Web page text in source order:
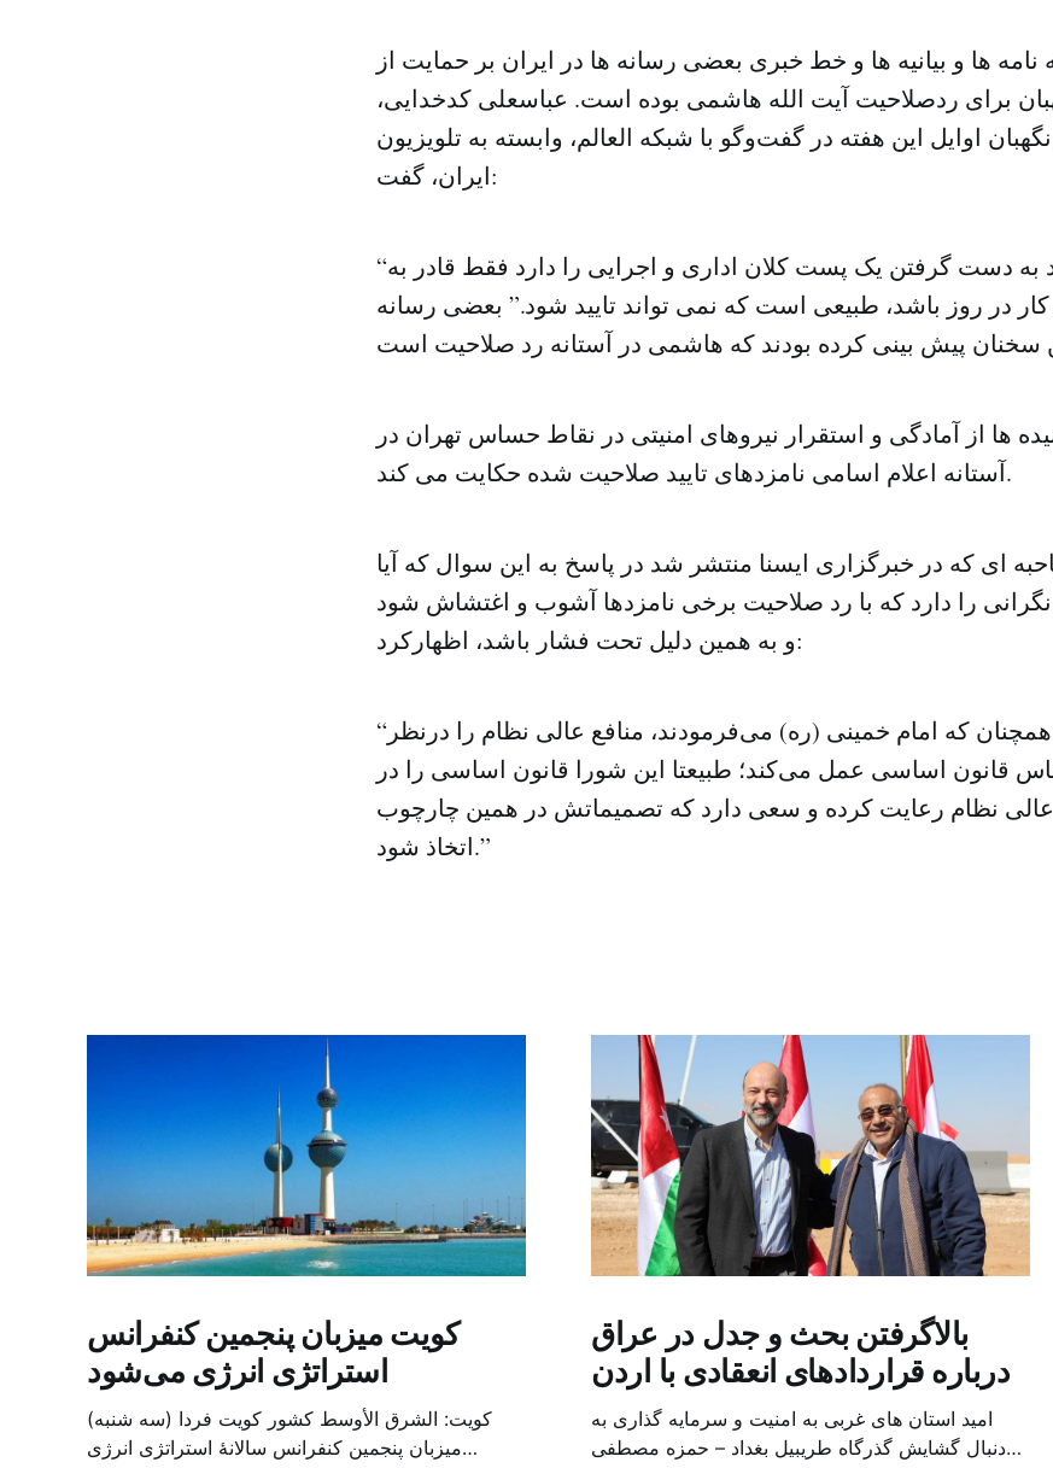
ها و بیانیه ها و خط خبری بعضی رسانه ها در ایران بر حمایت از
برای ردصلاحیت آیت الله هاشمی بوده است. عباسعلی کدخدایی،
اوایل این هفته در گفت‌و‌گو با شبکه العالم، وابسته به تلویزیون
ایران، گفت:
“اگر فردی که قصد به دست گرفتن یک پست کلان اداری و اجرایی را دارد فقط قادر به
در روز باشد، طبیعی است که نمی تواند تایید شود.” بعضی رسانه
ها از آمادگی و استقرار نیروهای امنیتی در نقاط حساس تهران در
آستانه اعلام اسامی نامزدهای تایید صلاحیت شده حکایت می کند.
ای که در خبرگزاری ایسنا منتشر شد در پاسخ به این سوال که آیا
را دارد که با رد صلاحیت برخی نامزدها آشوب و اغتشاش شود
و به همین دلیل تحت فشار باشد، اظهارکرد:
“شورای نگهبان همچنان که امام خمینی (ره) می‌فرمودند، منافع عالی نظام را درنظر
قانون اساسی عمل می‌کند؛ طبیعتا این شورا قانون اساسی را در
نظام رعایت کرده و سعی دارد که تصمیماتش در همین چارچوب
اتخاذ شود.”
کویت میزبان پنجمین کنفرانس
استراتژی انرژی می‌شود
کویت: الشرق الأوسط کشور کویت فردا (سه شنبه)
میزبان پنجمین کنفرانس سالانهٔ استراتژی انرژی
بالاگرفتن بحث و جدل در عراق
درباره قراردادهای انعقادی با اردن
امید استان های غربی به امنیت و سرمایه گذاری به
دنبال گشایش گذرگاه طریبیل بغداد – حمزه مصطفی